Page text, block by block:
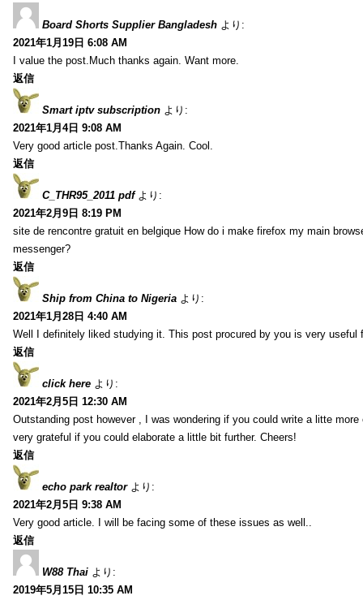
Board Shorts Supplier Bangladesh より:
2021年1月19日 6:08 AM
I value the post.Much thanks again. Want more.
返信
Smart iptv subscription より:
2021年1月4日 9:08 AM
Very good article post.Thanks Again. Cool.
返信
C_THR95_2011 pdf より:
2021年2月9日 8:19 PM
site de rencontre gratuit en belgique How do i make firefox my main
messenger?
返信
Ship from China to Nigeria より:
2021年1月28日 4:40 AM
Well I definitely liked studying it. This post procured by you is very useful
返信
click here より:
2021年2月5日 12:30 AM
Outstanding post however , I was wondering if you could write a litte
very grateful if you could elaborate a little bit further. Cheers!
返信
echo park realtor より:
2021年2月5日 9:38 AM
Very good article. I will be facing some of these issues as well..
返信
W88 Thai より:
2019年5月15日 10:35 AM